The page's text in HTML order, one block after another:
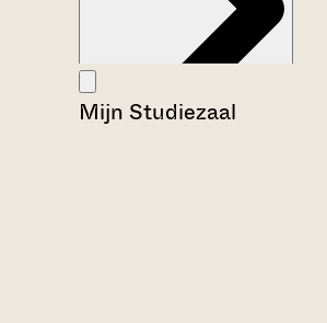
Mijn Studiezaal